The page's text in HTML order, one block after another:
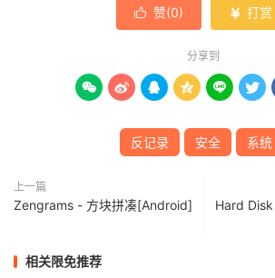
 赞(0)  打赏
分享到
     
反记录 安全 系统
上一篇
Zengrams - 方块拼凑[Android]
Hard
相关限免推荐